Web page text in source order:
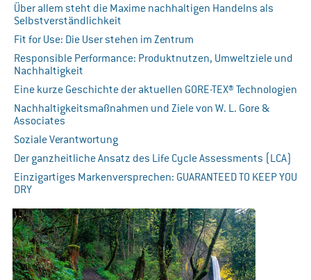
Über allem steht die Maxime nachhaltigen Handelns als
Selbstverständlichkeit
Fit for Use: Die User stehen im Zentrum
Responsible Performance: Produktnutzen, Umweltziele und
Nachhaltigkeit
Eine kurze Geschichte der aktuellen GORE-TEX® Technologien
Nachhaltigkeitsmaßnahmen und Ziele von W. L. Gore &
Associates
Soziale Verantwortung
Der ganzheitliche Ansatz des Life Cycle Assessments (LCA)
Einzigartiges Markenversprechen: GUARANTEED TO KEEP YOU
DRY